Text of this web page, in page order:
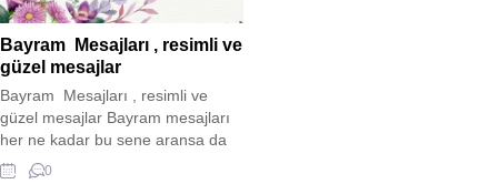
Bayram Mesajları , resimli ve
güzel mesajlar
Bayram Mesajları , resimli ve
güzel mesajlar Bayram mesajları
her ne kadar bu sene aransa da
buruk bir bayram sevinci
0